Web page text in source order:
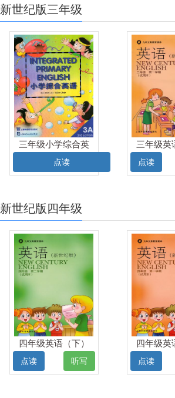
新世纪版三年级
三年级小学综合英
语（上）电子课本
点读
三年级英
电子
点读
新世纪版四年级
四年级英语（下）
电子课本
点读 听写
四年级英
电子
点读